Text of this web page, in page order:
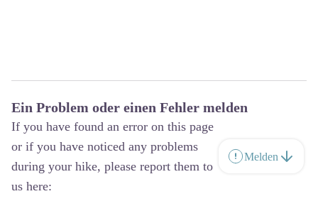
Ein Problem oder einen Fehler melden
If you have found an error on this page
or if you have noticed any problems
during your hike, please report them to
us here:
Melden